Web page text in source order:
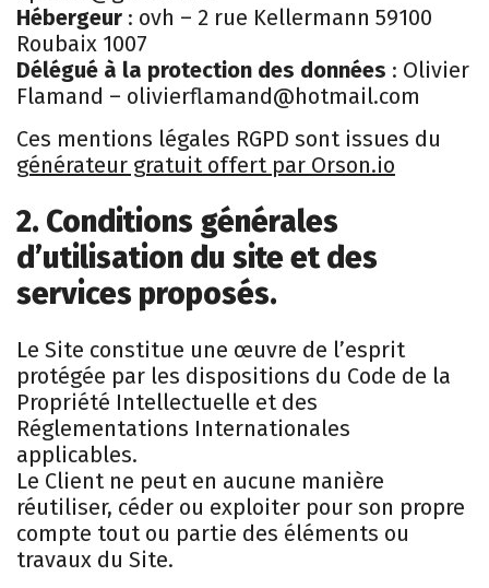
Hébergeur : ovh – 2 rue Kellermann 59100
Roubaix 1007
Délégué à la protection des données : Olivier
Flamand – olivierflamand@hotmail.com
Ces mentions légales RGPD sont issues du
générateur gratuit offert par Orson.io
2. Conditions générales
d’utilisation du site et des
services proposés.
Le Site constitue une œuvre de l’esprit
protégée par les dispositions du Code de la
Propriété Intellectuelle et des
Réglementations Internationales
applicables.
Le Client ne peut en aucune manière
réutiliser, céder ou exploiter pour son propre
compte tout ou partie des éléments ou
travaux du Site.